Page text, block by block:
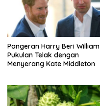
Pangeran Harry Beri William
Pukulan Telak dengan
Menyerang Kate Middleton